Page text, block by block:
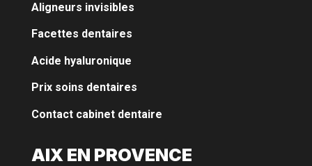
Aligneurs invisibles
Facettes dentaires
Acide hyaluronique
Prix soins dentaires
Contact cabinet dentaire
AIX EN PROVENCE